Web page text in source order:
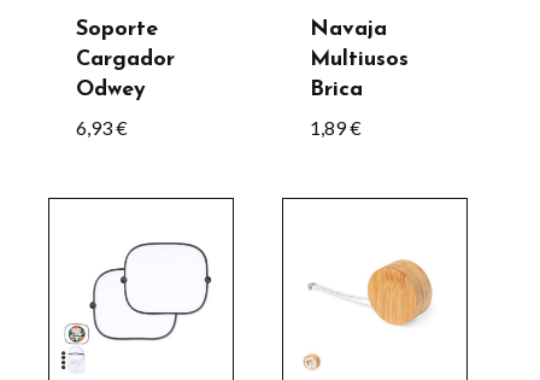
Soporte
Cargador
Odwey
6,93€
pueden
elegir
en
producto
Navaja
Multiusos
Brica
1,89€
producto
tiene
múltiples
variantes.